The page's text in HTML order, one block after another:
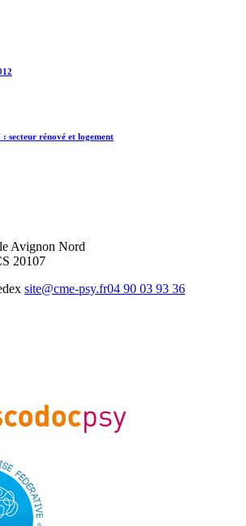
: secteur rénové et logement
Avignon Nord
20107
site@cme-psy.fr04 90 03 93 36